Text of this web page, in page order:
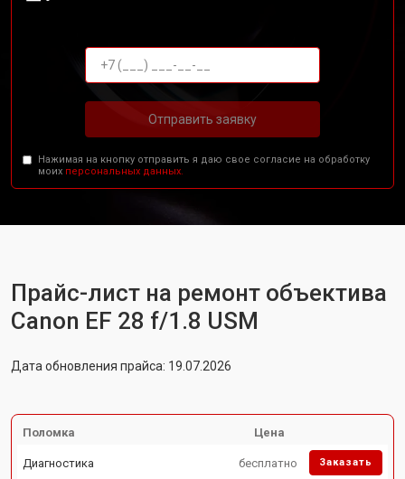
Отправить заявку
Нажимая на кнопку отправить я даю свое согласие на обработку
моих персональных данных.
Прайс-лист на ремонт объектива
Canon EF 28 f/1.8 USM
Дата обновления прайса: 19.07.2026
Поломка Цена
Диагностика бесплатно Заказать